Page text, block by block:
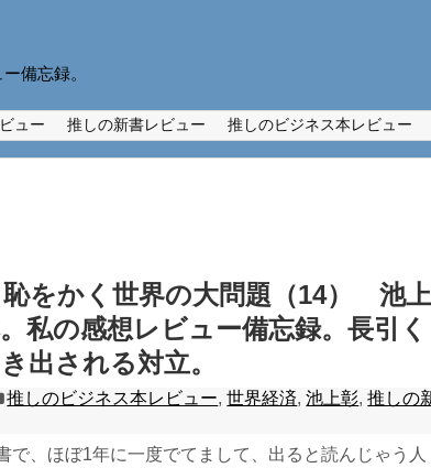
備忘録。
ュー 推しの新書レビュー 推しのビジネス本レビュー
をかく世界の大問題（14） 池上
私の感想レビュー備忘録。長引く
出される対立。
推しのビジネス本レビュー,世界経済,池上彰,推しの
で、ほぼ1年に一度でてまして、出ると読んじゃう人